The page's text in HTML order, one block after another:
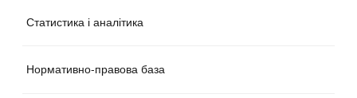
Статистика і аналітика
Нормативно-правова база